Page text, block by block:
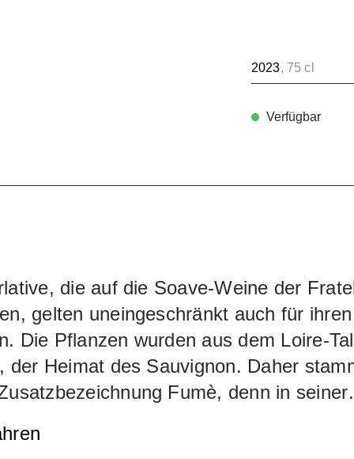
2023, 75 cl
Verfügbar
die auf die Soave-Weine der
gelten uneingeschränkt auch für ihren
Die Pflanzen wurden aus dem Loire-Tal
der Heimat des Sauvignon. Daher
Fumè, denn in seiner
in der Schreibweise Fumé). In der Lage